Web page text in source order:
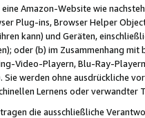
Amazon-Website wie
Plug-ins, Browser Helper
kann) und Geräten,
oder (b) im Zusammenhang
Video-Playern, Blu-Ray-
Sie werden ohne ausdrückliche
Lernens oder
tragen die ausschließliche